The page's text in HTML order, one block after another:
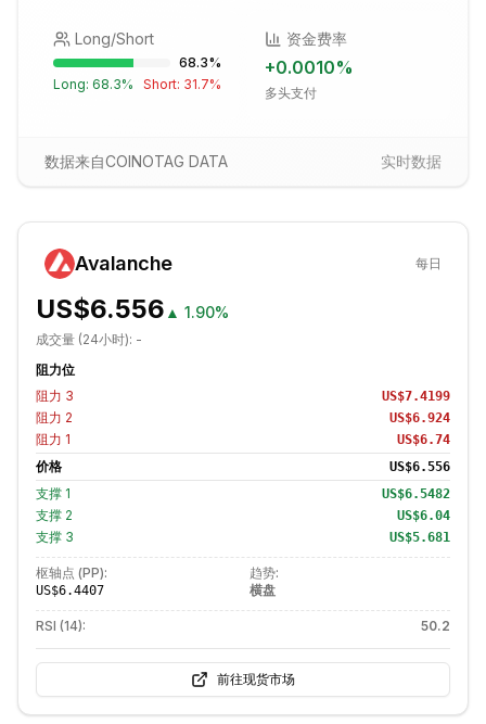
Long/Short
68.3%
Long: 68.3% Short: 31.7%
资金费率
+0.0010%
多头支付
数据来自COINOTAG DATA 实时数据
Avalanche 每日
US$6.556 ▲ 1.90%
成交量 (24小时): -
阻力位
阻力 3 US$7.4199
阻力 2 US$6.924
阻力 1 US$6.74
价格 US$6.556
支撑 1 US$6.5482
支撑 2 US$6.04
支撑 3 US$5.681
枢轴点 (PP):
US$6.4407
趋势:
横盘
RSI (14): 50.2
前往现货市场